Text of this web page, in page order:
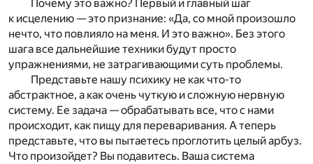
Почему это важно? Первый и главный шаг
к исцелению — это признание: «Да, со мной произошло
нечто, что повлияло на меня. И это важно». Без этого
шага все дальнейшие техники будут просто
упражнениями, не затрагивающими суть проблемы.
Представьте нашу психику не как что-то
абстрактное, а как очень чуткую и сложную нервную
систему. Ее задача — обрабатывать все, что с нами
происходит, как пищу для переваривания. А теперь
представьте, что вы пытаетесь проглотить целый арбуз.
Что произойдет? Вы подавитесь. Ваша система